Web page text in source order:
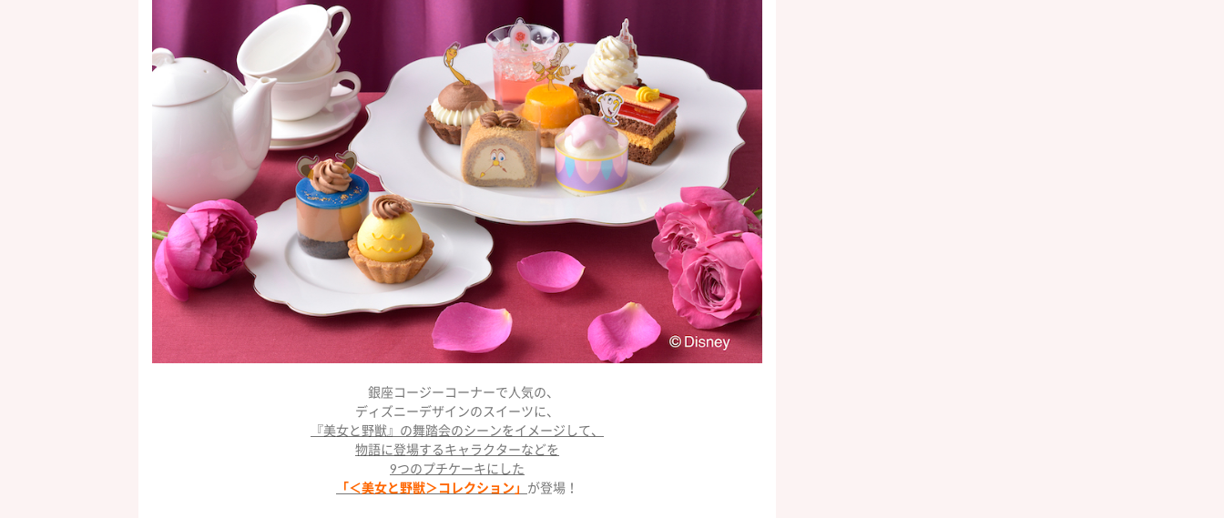
銀座コージーコーナーで人気の、
ディズニーデザインのスイーツに、
『美女と野獣』の舞踏会のシーンをイメージして、
物語に登場するキャラクターなどを
9つのプチケーキにした
「＜美女と野獣＞コレクション」 が登場！